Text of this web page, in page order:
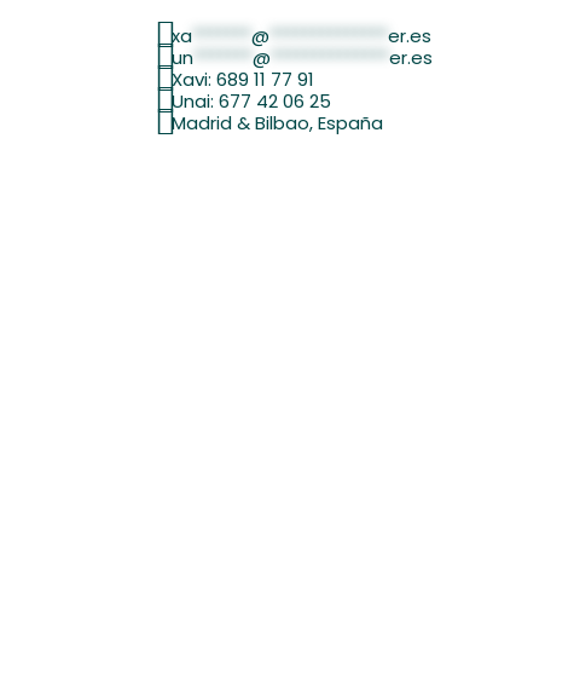
xa @
er.es
un*******@ **************er.es
Xavi: 689 11 77 91
Unai: 677 42 06 25
Madrid & Bilbao, España